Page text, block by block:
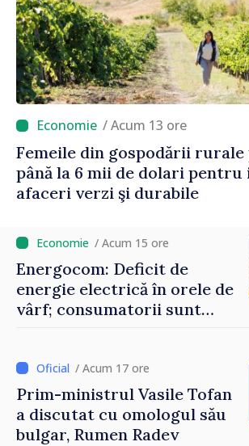
/ Acum 13 ore
Femeile din gospodării
până la 6 mii de dolari
afaceri verzi şi durabile
/ Acum 15 ore
Energocom: Deficit de
energie electrică în orele de
vârf; consumatorii sunt
/ Acum 17 ore
Prim-ministrul Vasile Tofan
a discutat cu omologul său
bulgar, Rumen Radev